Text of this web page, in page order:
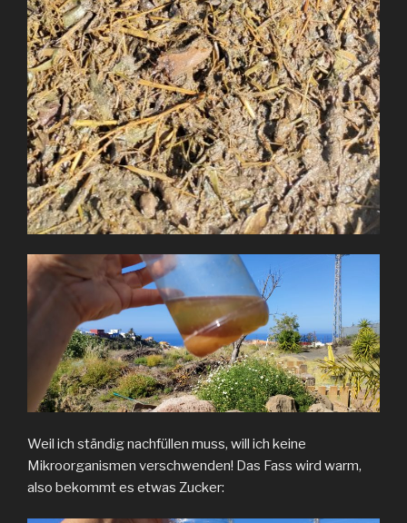
Weil ich ständig nachfüllen muss, will ich keine
Mikroorganismen verschwenden! Das Fass wird warm,
also bekommt es etwas Zucker: